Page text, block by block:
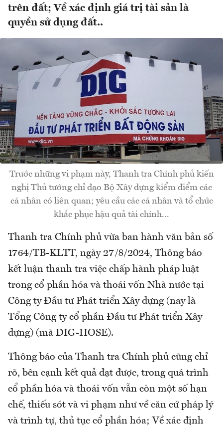
trên đất; Về xác định giá trị tài sản là
quyền sử dụng đất..
Trước những vi phạm này, Thanh tra Chính phủ kiến
nghị Thủ tướng chỉ đạo Bộ Xây dựng kiểm điểm các
cá nhân có liên quan; yêu cầu các cá nhân và tổ chức
khắc phục hậu quả tài chính...
Thanh tra Chính phủ vừa ban hành văn bản số
1764/TB-KLTT, ngày 27/8/2024, Thông báo
kết luận thanh tra việc chấp hành pháp luật
trong cổ phần hóa và thoái vốn Nhà nước tại
Công ty Đầu tư Phát triển Xây dựng (nay là
Tổng Công ty cổ phần Đầu tư Phát triển Xây
dựng) (mã DIG-HOSE).
Thông báo của Thanh tra Chính phủ cũng chỉ
rõ, bên cạnh kết quả đạt được, trong quá trình
cổ phần hóa và thoái vốn vẫn còn một số hạn
chế, thiếu sót và vi phạm như về căn cứ pháp lý
và trình tự, thủ tục cổ phần hóa; Về xác định